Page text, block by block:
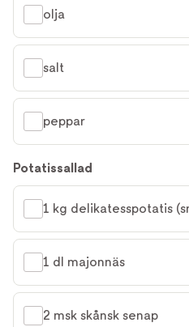
olja
salt
peppar
Potatissallad
1 kg delikatesspotatis
1 dl majonnäs
2 msk skånsk senap